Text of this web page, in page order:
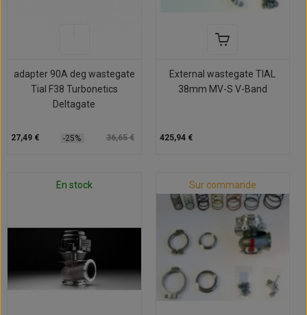
adapter 90A deg wastegate
Tial F38 Turbonetics
Deltagate
27,49 € -25% 36,65 €
External wastegate TIAL
38mm MV-S V-Band
425,94 €
En stock Sur commande